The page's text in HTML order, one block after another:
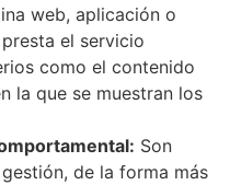
web, aplicación o
el servicio
como el contenido
la que se muestran los
Son
de la forma más